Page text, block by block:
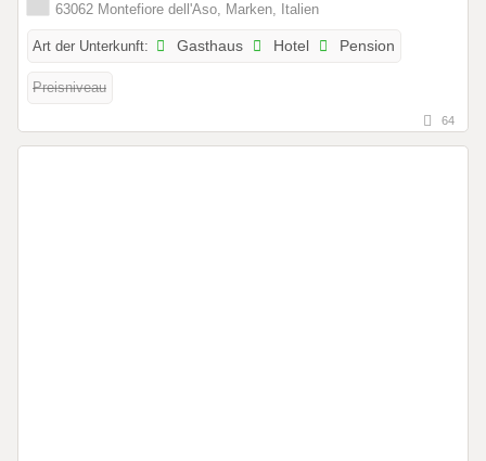
63062 Montefiore dell'Aso, Marken, Italien
Art der Unterkunft: Gasthaus Hotel Pension
Preisniveau
64